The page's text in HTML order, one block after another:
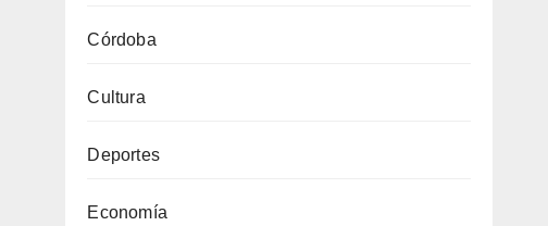
Córdoba
Cultura
Deportes
Economía